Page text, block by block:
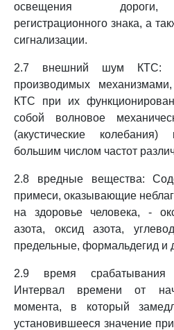
освещения дороги,
регистрационного знака, а
сигнализации.
2.7 внешний шум КТС:
производимых
КТС при их
собой волновое
(акустические
большим числом частот
2.8 вредные вещества:
примеси, оказывающие
на здоровье человека, -
азота, оксид азота,
предельные, формальдегид и
2.9 время срабатывания
Интервал времени от
момента, в который
установившееся значение